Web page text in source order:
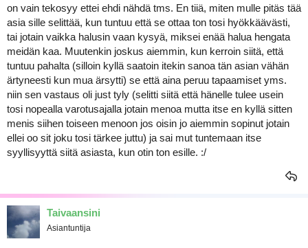
on vain tekosyy ettei ehdi nähdä tms. En tiiä, miten mulle pitäs tää
asia sille selittää, kun tuntuu että se ottaa ton tosi hyökkäävästi,
tai jotain vaikka halusin vaan kysyä, miksei enää halua hengata
meidän kaa. Muutenkin joskus aiemmin, kun kerroin siitä, että
tuntuu pahalta (silloin kyllä saatoin itekin sanoa tän asian vähän
ärtyneesti kun mua ärsytti) se että aina peruu tapaamiset yms.
niin sen vastaus oli just tyly (selitti siitä että hänelle tulee usein
tosi nopealla varotusajalla jotain menoa mutta itse en kyllä sitten
menis siihen toiseen menoon jos oisin jo aiemmin sopinut jotain
ellei oo sit joku tosi tärkee juttu) ja sai mut tuntemaan itse
syyllisyyttä siitä asiasta, kun otin ton esille. :/
Taivaansini
Asiantuntija